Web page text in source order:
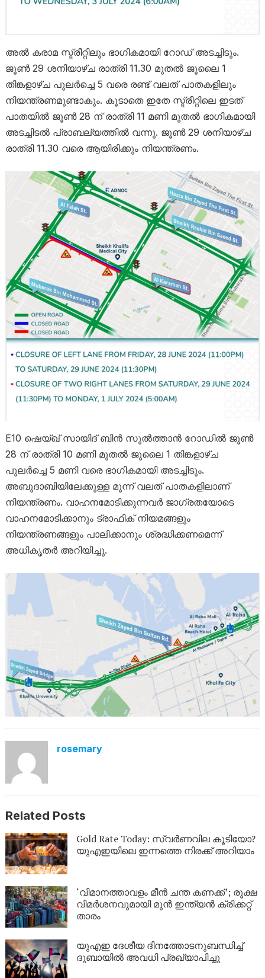
അൽ കരാമ സ്ട്രീറ്റിലും ഭാഗികമായി റോഡ് അടച്ചിടും.
ജൂൺ 29 ശനിയാഴ്ച രാത്രി 11.30 മുതൽ ജൂലൈ 1
തിങ്കളാഴ്ച പുലർച്ചെ 5 വരെ രണ്ട് വലത് പാതകളിലും
നിയന്ത്രണമുണ്ടാകും. കൂടാതെ ഇതേ സ്ട്രീറ്റിലെ ഇടത്
പാതയിൽ ജൂൺ 28 ന് രാത്രി 11 മണി മുതൽ ഭാഗികമായി
അടച്ചിടൽ പ്രാബല്യത്തിൽ വന്നു. ജൂൺ 29 ശനിയാഴ്ച
രാത്രി 11.30 വരെ ആയിരിക്കും നിയന്ത്രണം.
E10 ഷെയ്ഖ് സായിദ് ബിൻ സുൽത്താൻ റോഡിൽ ജൂൺ
28 ന് രാത്രി 10 മണി മുതൽ ജൂലൈ 1 തിങ്കളാഴ്ച
പുലർച്ചെ 5 മണി വരെ ഭാഗികമായി അടച്ചിടും.
അബുദാബിയിലേക്കുള്ള മൂന്ന് വലത് പാതകളിലാണ്
നിയന്ത്രണം. വാഹനമോടിക്കുന്നവർ ജാഗ്രതയോടെ
വാഹനമോടിക്കാനും ട്രാഫിക് നിയമങ്ങളും
നിയന്ത്രണങ്ങളും പാലിക്കാനും ശ്രദ്ധിക്കണമെന്ന്
അധികൃതർ അറിയിച്ചു.
rosemary
Related Posts
Gold Rate Today: സ്വര്‍ണവില കൂടിയോ?
യുഎഇയിലെ ഇന്നത്തെ നിരക്ക് അറിയാം
‘വിമാനത്താവളം മീന്‍ ചന്ത കണക്ക്’; രൂക്ഷ
വിമര്‍ശനവുമായി മുന്‍ ഇന്ത്യന്‍ ക്രിക്കറ്റ്
താരം
യുഎഇ ദേശീയ ദിനത്തോടനുബന്ധിച്ച്
ദുബായിൽ അവധി പ്രഖ്യാപിച്ചു